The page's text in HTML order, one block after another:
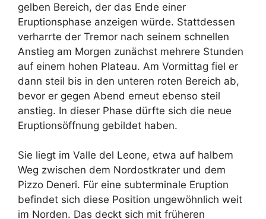
gelben Bereich, der das Ende einer
Eruptionsphase anzeigen würde. Stattdessen
verharrte der Tremor nach seinem schnellen
Anstieg am Morgen zunächst mehrere Stunden
auf einem hohen Plateau. Am Vormittag fiel er
dann steil bis in den unteren roten Bereich ab,
bevor er gegen Abend erneut ebenso steil
anstieg. In dieser Phase dürfte sich die neue
Eruptionsöffnung gebildet haben.
Sie liegt im Valle del Leone, etwa auf halbem
Weg zwischen dem Nordostkrater und dem
Pizzo Deneri. Für eine subterminale Eruption
befindet sich diese Position ungewöhnlich weit
im Norden. Das deckt sich mit früheren